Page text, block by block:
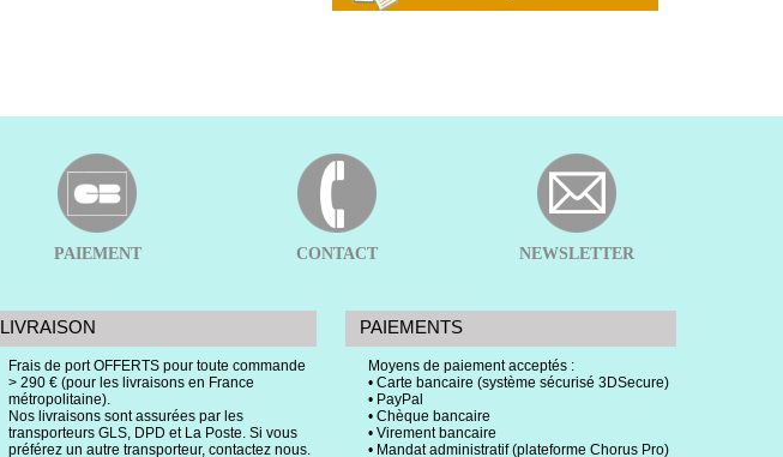
PAIEMENT CONTACT NEWSLETTER
LIVRAISON
Frais de port OFFERTS pour toute commande
> 290 € (pour les livraisons en France
métropolitaine).
Nos livraisons sont assurées par les
transporteurs GLS, DPD et La Poste. Si vous
préférez un autre transporteur, contactez nous.
PAIEMENTS
Moyens de paiement acceptés :
• Carte bancaire (système sécurisé 3DSecure)
• PayPal
• Chèque bancaire
• Virement bancaire
• Mandat administratif (plateforme Chorus Pro)